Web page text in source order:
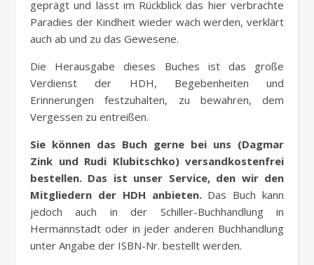
geprägt und lässt im Rückblick das hier verbrachte
Paradies der Kindheit wieder wach werden, verklärt
auch ab und zu das Gewesene.
Die Herausgabe dieses Buches ist das große
Verdienst der HDH, Begebenheiten und
Erinnerungen festzuhalten, zu bewahren, dem
Vergessen zu entreißen.
Sie können das Buch gerne bei uns (Dagmar
Zink und Rudi Klubitschko) versandkostenfrei
bestellen. Das ist unser Service, den wir den
Mitgliedern der HDH anbieten. Das Buch kann
jedoch auch in der Schiller-Buchhandlung in
Hermannstadt oder in jeder anderen Buchhandlung
unter Angabe der ISBN-Nr. bestellt werden.